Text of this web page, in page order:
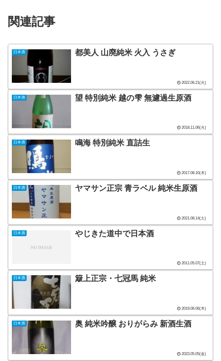
関連記事
日本酒 都美人 山廃純米 火入 うさぎ
2022.06.21(火)
日本酒 望 特別純米 越の雫 無濾過生原酒
2018.11.06(火)
日本酒 鳴海 特別純米 直詰生
2017.08.10(木)
日本酒 ヤマサン正宗 青ラベル 純米生原酒
2021.08.14(土)
日本酒 やじきた道中で日本酒
2011.05.07(土)
日本酒 簸上正宗・七冠馬 純米
2019.06.06(木)
日本酒 奥 純米吟醸 おりがらみ 新酒生酒
2023.05.05(金)